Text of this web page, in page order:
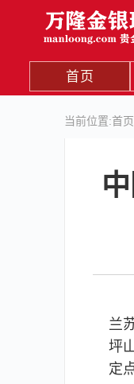
首页
当前位置:首页
兰
坪
定